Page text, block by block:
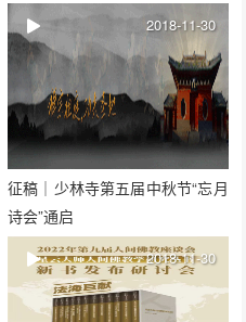
动
征稿｜少林寺第五届中秋节“忘月
诗会”通启
2018-11-30
2018-11-30